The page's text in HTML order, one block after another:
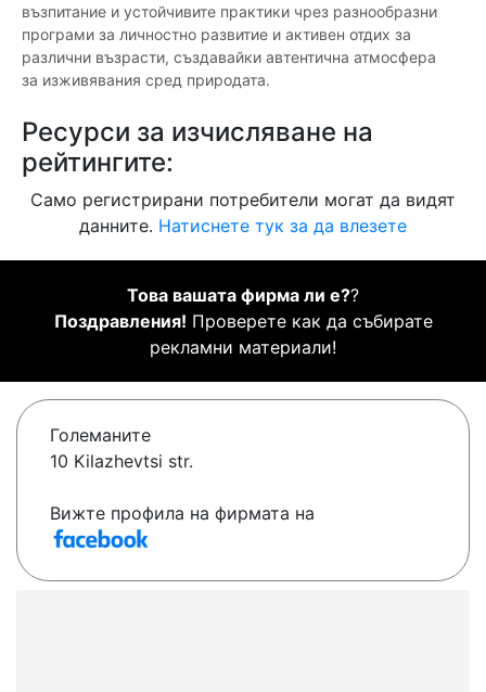
възпитание и устойчивите практики чрез разнообразни
програми за личностно развитие и активен отдих за
различни възрасти, създавайки автентична атмосфера
за изживявания сред природата.
Ресурси за изчисляване на
рейтингите:
Само регистрирани потребители могат да видят
данните. Натиснете тук за да влезете
Това вашата фирма ли е??
Поздравления! Проверете как да събирате
рекламни материали!
Големаните
10 Kilazhevtsi str.
Вижте профила на фирмата на